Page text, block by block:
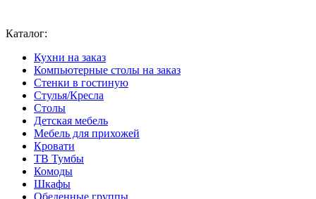
Каталог:
Кухни на заказ
Компьютерные столы на заказ
Стенки в гостиную
Стулья/Кресла
Столы
Детская мебель
Мебель для прихожей
Кровати
ТВ Тумбы
Комоды
Шкафы